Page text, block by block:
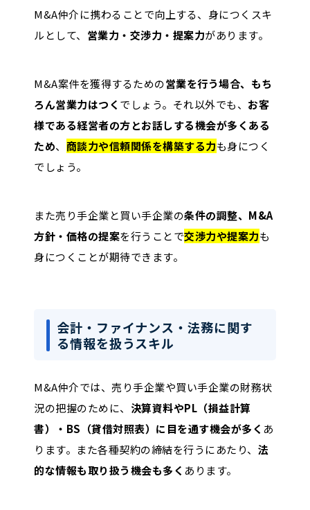
M&A仲介に携わることで向上する、身につくスキ
ルとして、 営業力・交渉力・提案力があります。
M&A案件を獲得するための営業を行う場合、もち
ろん営業力はつく でしょう。それ以外でも、 お客
様である経営者の方とお話しする機会が多くある
ため、 商談力や信頼関係を構築する力も身につく
でしょう。
また売り手企業と買い手企業の条件の調整、M&A
方針・価格の提案を行うことで交渉力や提案力も
身につくことが期待できます。
会計・ファイナンス・法務に関す
る情報を扱うスキル
M&A仲介では、売り手企業や買い手企業の財務状
況の把握のために、 決算資料やPL（損益計算
書）・BS（貸借対照表）に目を通す機会が多く あ
ります。また各種契約の締結を行うにあたり、 法
的な情報も取り扱う機会も多く あります。